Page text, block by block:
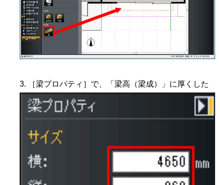
［梁プロパティ］で、「梁高（梁成）」に厚くした